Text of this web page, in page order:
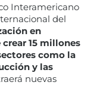
Interamericano
del
en
15 millones
como la
y las
nuevas